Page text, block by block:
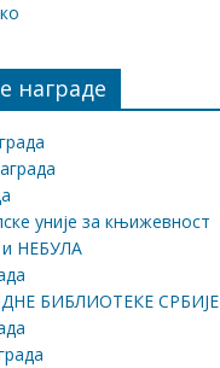
награде
уније за књижевност
и НЕБУЛА
БИБЛИОТЕКЕ СРБИЈЕ